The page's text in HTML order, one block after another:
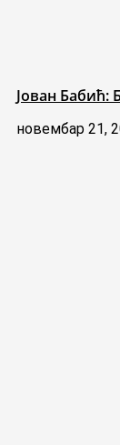
Јован Бабић:
новембар 21,